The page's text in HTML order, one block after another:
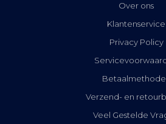
Over ons
Klantenservice
Privacy Policy
Verzend- en
Veel Gestelde